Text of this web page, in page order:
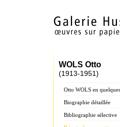
WOLS Otto
(1913-1951)
Otto WOLS en
Biographie détaillée
Bibliographie sélective